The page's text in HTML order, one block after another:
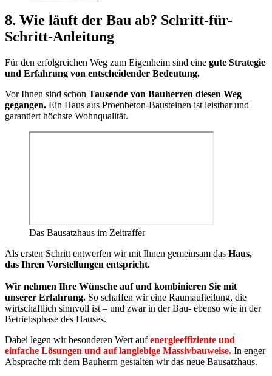
8. Wie läuft der Bau ab? Schritt-für-
Schritt-Anleitung
Für den erfolgreichen Weg zum Eigenheim sind eine gute Strategie
und Erfahrung von entscheidender Bedeutung.
Vor Ihnen sind schon Tausende von Bauherren diesen Weg
gegangen. Ein Haus aus Proenbeton-Bausteinen ist leistbar und
garantiert höchste Wohnqualität.
Das Bausatzhaus im Zeitraffer
Als ersten Schritt entwerfen wir mit Ihnen gemeinsam das Haus,
das Ihren Vorstellungen entspricht.
Wir nehmen Ihre Wünsche auf und kombinieren Sie mit
unserer Erfahrung. So schaffen wir eine Raumaufteilung, die
wirtschaftlich sinnvoll ist – und zwar in der Bau- ebenso wie in der
Betriebsphase des Hauses.
Dabei legen wir besonderen Wert aufenergieeffiziente und
einfache Lösungen und auf langlebige Massivbauweise. In enger
Absprache mit dem Bauherrn gestalten wir das neue Bausatzhaus.